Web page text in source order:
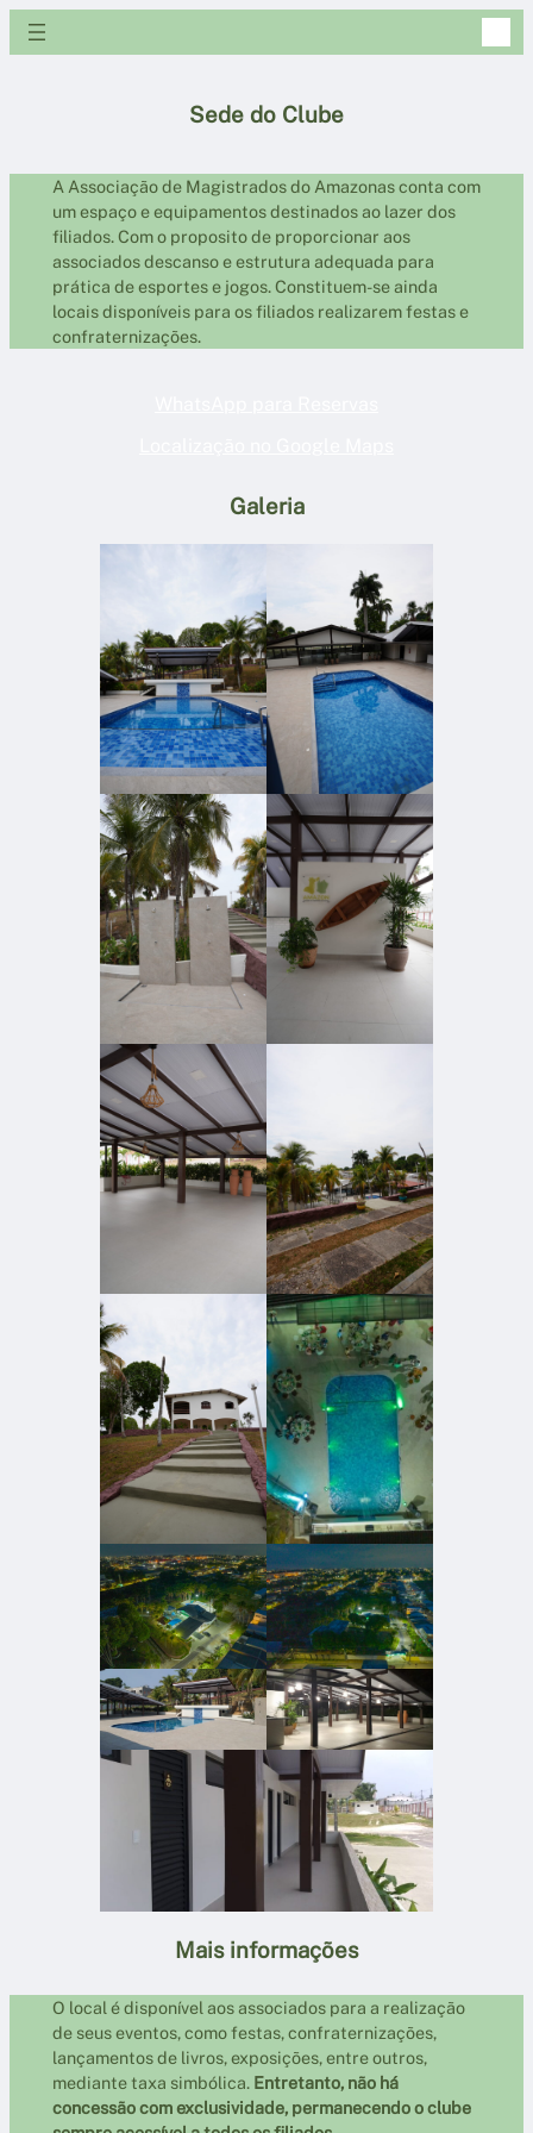
Pular
para
Sede do Clube
A Associação de Magistrados do Amazonas conta com
um espaço e equipamentos destinados ao lazer dos
filiados. Com o proposito de proporcionar aos
associados descanso e estrutura adequada para
prática de esportes e jogos. Constituem-se ainda
locais disponíveis para os filiados realizarem festas e
confraternizações.
Galeria
Mais informações
O local é disponível aos associados para a realização
de seus eventos, como festas, confraternizações,
lançamentos de livros, exposições, entre outros,
mediante taxa simbólica. Entretanto, não há
concessão com exclusividade, permanecendo o clube